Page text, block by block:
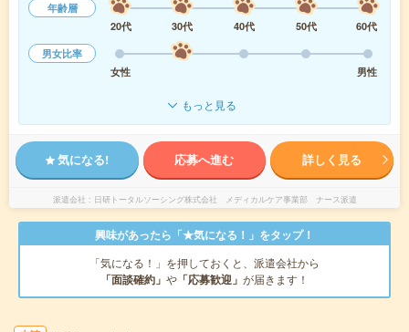
年齢層
20代
30代 40代 50代
60代
男女比率
女性
男性
もっと見る
気になる! 応募へ進む 詳しく見る
派遣会社 日研トータルソーシング株式会社 メディカルケア事業部 ナース派遣
興味があったら「★気になる！」をタップ！
「気になる！」を押しておくと、派遣会社から
「面談確約」 や 「応募歓迎」 が届きます！